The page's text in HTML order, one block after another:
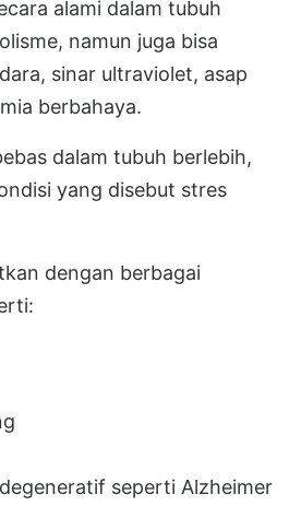
alami dalam tubuh
namun juga bisa
sinar ultraviolet, asap
berbahaya.
dalam tubuh berlebih,
yang disebut stres
dengan berbagai
seperti Alzheimer